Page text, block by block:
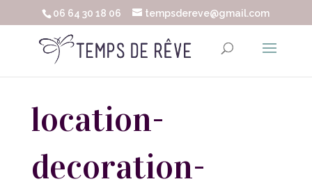
06 64 30 18 06 tempsdereve@gmail.com
location-
decoration-